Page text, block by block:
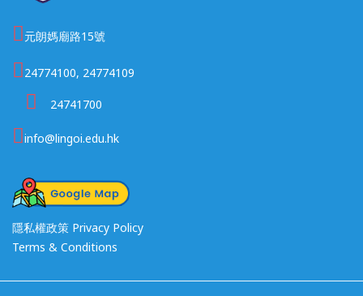
元朗媽廟路15號
24774100, 24774109
24741700
info@lingoi.edu.hk
隱私權政策 Privacy Policy
Terms & Conditions